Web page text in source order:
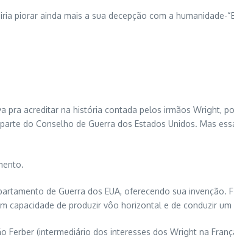
piorar ainda mais a sua decepção com a humanidade-
pra acreditar na história contada pelos irmãos Wright,
do Conselho de Guerra dos Estados Unidos. Mas
de Guerra dos EUA, oferecendo sua invenção.
capacidade de produzir vôo horizontal e de conduzir um
(intermediário dos interesses dos Wright na